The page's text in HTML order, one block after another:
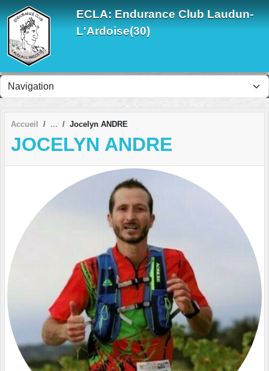
ECLA: Endurance Club Laudun-
L'Ardoise(30)
Accueil Jocelyn ANDRE
JOCELYN ANDRE
Panneau de gestion des cookies